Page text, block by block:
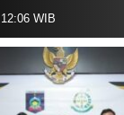
WIB